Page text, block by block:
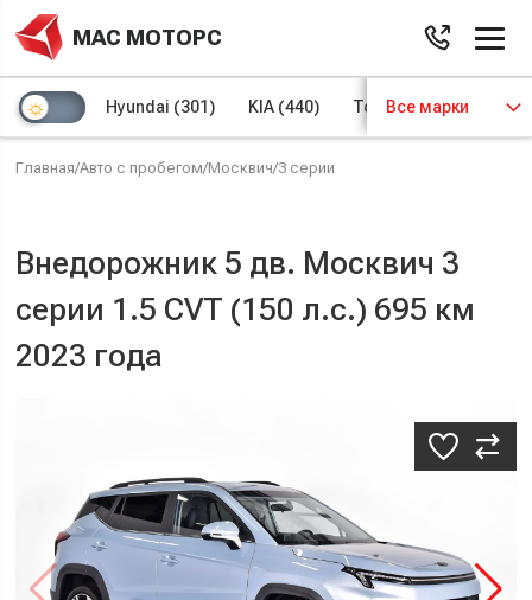
МАС МОТОРС
Hyundai (301) KIA (440) Toyota(97)
Все марки
Главная/Авто с пробегом/Москвич/3 серии
Внедорожник 5 дв. Москвич 3
серии 1.5 CVT (150 л.с.) 695 км
2023 года